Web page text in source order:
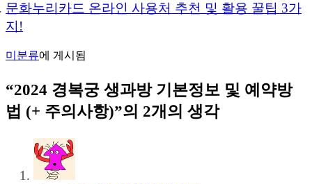
문화누리카드 온라인 사용처 추천 및 활용 꿀팁 3가
지!
미분류에 게시됨
“2024 경복궁 생과방 기본정보 및 예약방
법 (+ 주의사항)”의 2개의 생각